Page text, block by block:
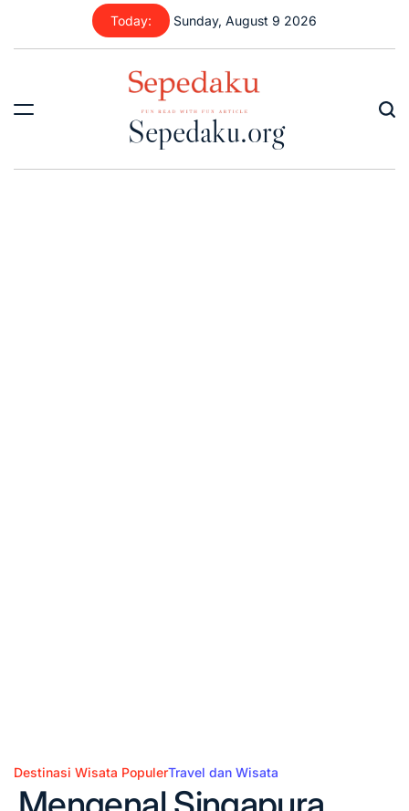
content
Today: Sunday, August 9 2026
Sepedaku.org
Posted
Destinasi Wisata PopulerTravel dan Wisata